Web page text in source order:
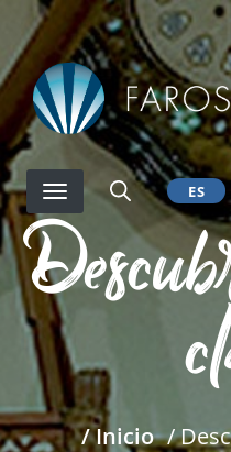
Pasar
contenido
principal
ES
/ Inicio /